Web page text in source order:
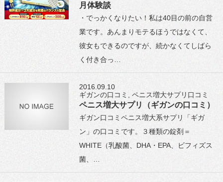
月体験談
・でっかくなりたい！私は40目の前の自営
業です。あんまりモテるほうではなくて、
彼女もできるのですが、続かなくてしばら
く付き合っ…
2016.09.10
ギガンの口コミ
,ペニス増大サプリ口コミ
ペニス増大サプリ（ギガンの口コミ）
ギガン口コミペニス増大系サプリ「ギガ
ン」の口コミです。３種類の錠剤＝
WHITE（乳酸菌、DHA・EPA、ビフィズス
菌、…